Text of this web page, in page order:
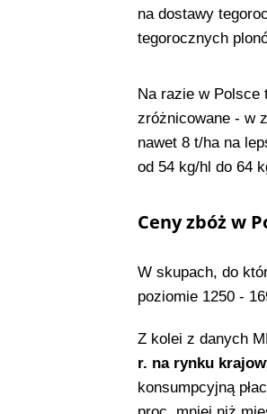
na dostawy
tegorocznych
Na razie w Polsce
zróżnicowane - w
nawet 8 t/ha na
od 54 kg/hl do 64
Ceny zbóż w
W skupach, do
poziomie 1250 -
Z kolei z danych
r. na rynku
konsumpcyjną